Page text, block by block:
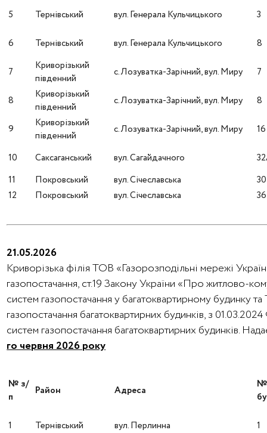
5 Тернівський вул. Генерала Кульчицького 3
6 Тернівський вул. Генерала Кульчицького 8
7
Криворізький
південний
с. Лозуватка-Зарічний, вул. Миру 7
8
Криворізький
південний
с. Лозуватка-Зарічний, вул. Миру 8
9
Криворізький
південний
с. Лозуватка-Зарічний, вул. Миру 16
10 Саксаганський вул. Сагайдачного
11
Покровський вул. Січеславська
30
12
Покровський вул. Січеславська 36
21.05.2026
Криворізька філія ТОВ «Газорозподільні мережі
газопостачання, ст.19 Закону України «Про житлово-
систем газопостачання у багатоквартирному будинку
газопостачання багатоквартирних будинків, з
систем газопостачання багатоквартирних будинків.
го червня 2026 року
№ з/
п
Район Адреса
1 Тернівський вул. Перлинна 1